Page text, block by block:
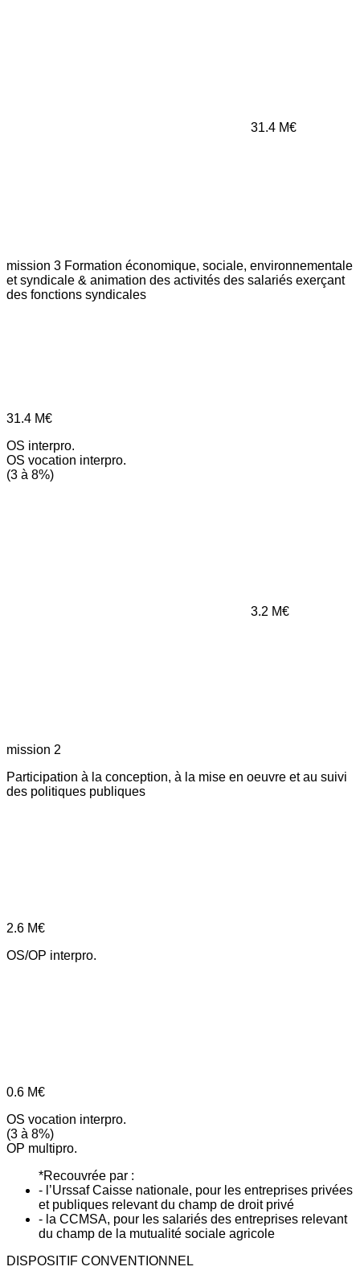
31.4 M€
mission 3 Formation économique, sociale, environnementale
et syndicale & animation des activités des salariés exerçant
des fonctions syndicales
31.4 M€
OS interpro.
OS vocation interpro.
(3 à 8%)
3.2 M€
mission 2
Participation à la conception, à la mise en oeuvre et au suivi
des politiques publiques
2.6 M€
OS/OP interpro.
0.6 M€
OS vocation interpro.
(3 à 8%)
OP multipro.
*Recouvrée par :
- l’Urssaf Caisse nationale, pour les entreprises privées
et publiques relevant du champ de droit privé
- la CCMSA, pour les salariés des entreprises relevant
du champ de la mutualité sociale agricole
DISPOSITIF CONVENTIONNEL